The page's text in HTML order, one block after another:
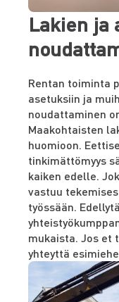
Lakien ja
Rentan toiminta
asetuksiin ja
noudattaminen
Maakohtaisten
huomioon.
tinkimättömyys
kaiken edelle.
vastuu
työssään.
mukaista. Jos et
yhteyttä